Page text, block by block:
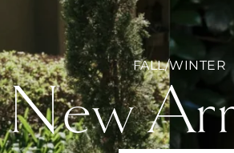
FALL/WINTER
New